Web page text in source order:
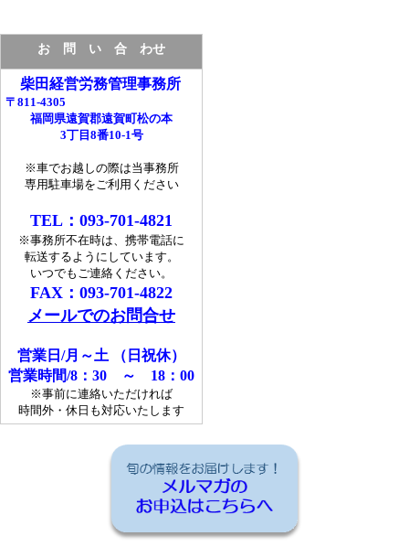
お 問 い 合 わせ
柴田経営労務管理事務所
〒811-4305
福岡県遠賀郡遠賀町松の本
3丁目8番10-1号
※車でお越しの際は当事務所
専用駐車場をご利用ください
TEL：093-701-4821
※事務所不在時は、携帯電話に
転送するようにしています。
いつでもご連絡ください。
FAX：093-701-4822
メールでのお問合せ
営業日/月～土 （日祝休）
営業時間/8：30 ～ 18：00
※事前に連絡いただければ
時間外・休日も対応いたします